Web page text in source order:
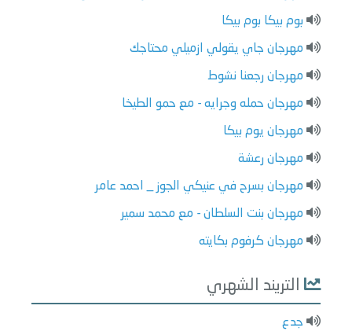
بوم بيكا بوم بيكا
مهرجان جاي يقولي ازميلي محتاجك
مهرجان رجعنا نشوط
مهرجان حمله وجرايه - مع حمو الطيخا
مهرجان يوم بيكا
مهرجان رعشة
مهرجان بسرح في عنيكي الجوز _ احمد عامر
مهرجان بنت السلطان - مع محمد سمير
مهرجان كرفوم بكايته
التريند الشهري
جدع